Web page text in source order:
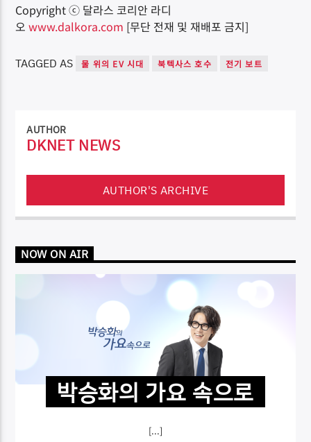
Copyright ⓒ 달라스 코리안 라디
오www.dalkora.com [무단 전재 및 재배포 금지]
TAGGED AS 물 위의 EV 시대 북텍사스 호수 전기 보트
AUTHOR
DKNET NEWS
AUTHOR'S ARCHIVE
NOW ON AIR
박승화의 가요 속으로
[...]